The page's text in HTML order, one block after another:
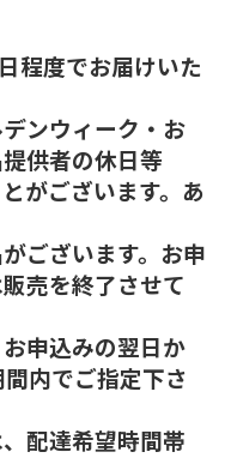
程度でお届けいた
ンウィーク・お
供者の休日等
がございます。あ
ございます。お申
売を終了させて
申込みの翌日か
内でご指定下さ
配達希望時間帯